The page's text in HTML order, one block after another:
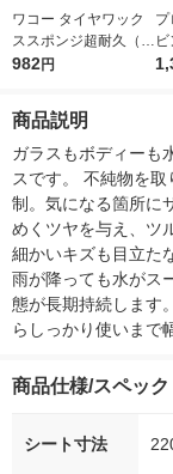
ワコー タイヤワック
ススポンジ超耐久（業
務用） TWー01 1個
982円
プ
商品説明
ガラスもボディーも
スです。 不純物を
制。気になる箇所に
めくツヤを与え、ツ
細かいキズも目立た
雨が降っても水がス
態が長期持続します
らしっかり使いまで
商品仕様/スペック
シート寸法